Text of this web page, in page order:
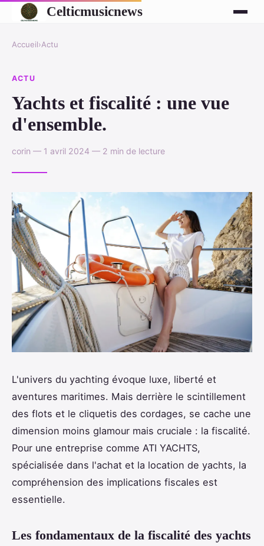
Celticmusicnews
Accueil›Actu
ACTU
Yachts et fiscalité : une vue
d'ensemble.
corin — 1 avril 2024 — 2 min de lecture
L'univers du yachting évoque luxe, liberté et
aventures maritimes. Mais derrière le scintillement
des flots et le cliquetis des cordages, se cache une
dimension moins glamour mais cruciale : la fiscalité.
Pour une entreprise comme ATI YACHTS,
spécialisée dans l'achat et la location de yachts, la
compréhension des implications fiscales est
essentielle.
Les fondamentaux de la fiscalité des yachts